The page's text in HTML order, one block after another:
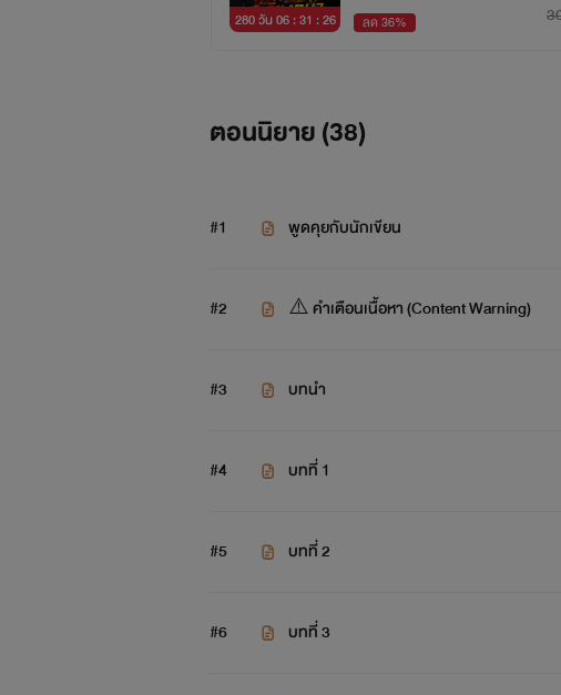
280 วัน 06 : 31 : 26
ลด 36%
ตอนนิยาย (38)
#1 พูดคุยกับนักเขียน
#2 ⚠️ คำเตือนเนื้อหา (Content Warning)
#3 บทนำ
#4 บทที่ 1
#5 บทที่ 2
#6 บทที่ 3